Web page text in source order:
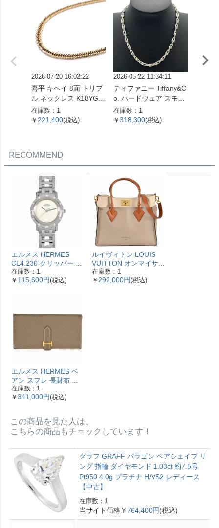
2026-07-20 16:02:22
喜平 キヘイ 8面 トリプ
ル ネックレス K18YG 1
0.4g【中古】
在庫数：1
￥ 221,400(税込)
2026-05-22 11:34:11
ティファニー Tiffany&C
o. ハードウェア スモー
ルリンク ネックレス 60
153093 SV925 42.4g シ
在庫数：1
￥ 318,300(税込)
RECOMMEND
エルメス HERMES
CL4.230 クリッパー ナ
クレ 腕時計 シェル文字
盤 ベゼル12Pダイヤ レ
在庫数：1
￥ 115,600円(税込)
ルイヴィトン LOUIS
VUITTON オンマイサ
イドMM ハンドバッグ
2WAY レザー M53825
在庫数：1
￥ 292,000円(税込)
エルメス HERMES ベ
アン スフレ 長財布 ヴ
ォーエプソン Y刻印 エ
トゥープ ゴールド金具
在庫数：1
￥ 341,000円(税込)
この商品を見た人は、
こちらの商品もチェックしています！
グラフ GRAFF パラゴン ペアシェイプ リ
ング 指輪 ダイヤモンド 1.03ct 約7.5号
Pt950 4.0g プラチナ H/VS2 レディース
【中古】
在庫数：1
当サイト価格￥764,400円(税込)